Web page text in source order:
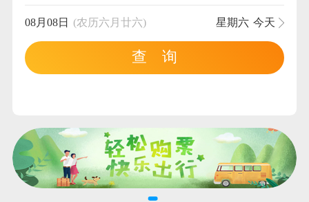
08月08日 (农历六月廿六) 星期六 今天
查 询